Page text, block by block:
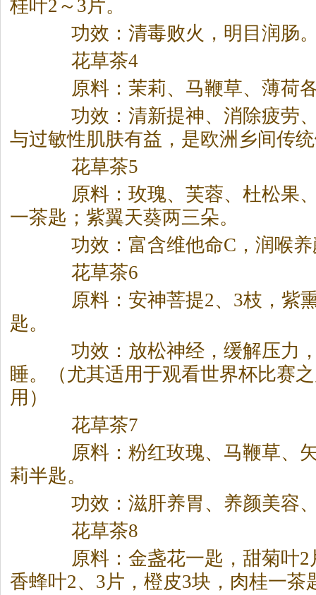
桂叶2～3片。
功效：清毒败火，明目润肠
花草茶4
原料：茉莉、马鞭草、薄荷
功效：清新提神、消除疲劳、
与过敏性肌肤有益，是欧洲乡间传
花草茶5
原料：玫瑰、芙蓉、杜松果、
一茶匙；紫翼天葵两三朵。
功效：富含维他命C，润喉养
花草茶6
原料：安神菩提2、3枝，紫
匙。
功效：放松神经，缓解压力，
睡。（尤其适用于观看世界杯比赛
用）
花草茶7
原料：粉红玫瑰、马鞭草、
莉半匙。
功效：滋肝养胃、养颜美容
花草茶8
原料：金盏花一匙，甜菊叶2
香蜂叶2、3片，橙皮3块，肉桂一茶